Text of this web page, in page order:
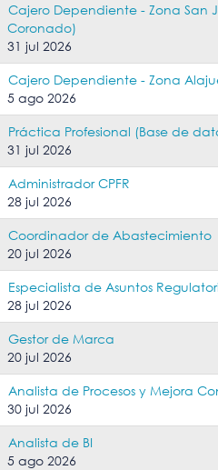
Cajero Dependiente - Zona San
Coronado)
31 jul 2026
Cajero Dependiente - Zona
5 ago 2026
Práctica Profesional (Base de
31 jul 2026
Administrador CPFR
28 jul 2026
Coordinador de Abastecimiento
20 jul 2026
Especialista de Asuntos
28 jul 2026
Gestor de Marca
20 jul 2026
Analista de Procesos y Mejora
30 jul 2026
Analista de BI
5 ago 2026